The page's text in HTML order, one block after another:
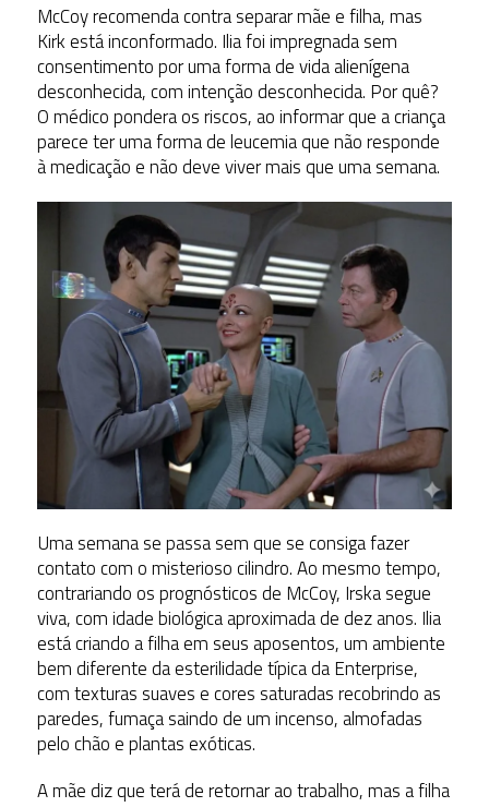
McCoy recomenda contra separar mãe e filha, mas
Kirk está inconformado. Ilia foi impregnada sem
consentimento por uma forma de vida alienígena
desconhecida, com intenção desconhecida. Por quê?
O médico pondera os riscos, ao informar que a criança
parece ter uma forma de leucemia que não responde
à medicação e não deve viver mais que uma semana.
Uma semana se passa sem que se consiga fazer
contato com o misterioso cilindro. Ao mesmo tempo,
contrariando os prognósticos de McCoy, Irska segue
viva, com idade biológica aproximada de dez anos. Ilia
está criando a filha em seus aposentos, um ambiente
bem diferente da esterilidade típica da Enterprise,
com texturas suaves e cores saturadas recobrindo as
paredes, fumaça saindo de um incenso, almofadas
pelo chão e plantas exóticas.
A mãe diz que terá de retornar ao trabalho, mas a filha